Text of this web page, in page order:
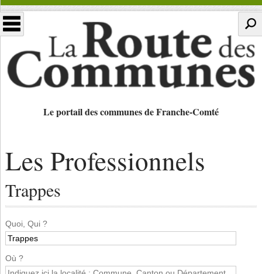
Le portail des communes de Franche-Comté
Les Professionnels
Trappes
Quoi, Qui ?
Où ?